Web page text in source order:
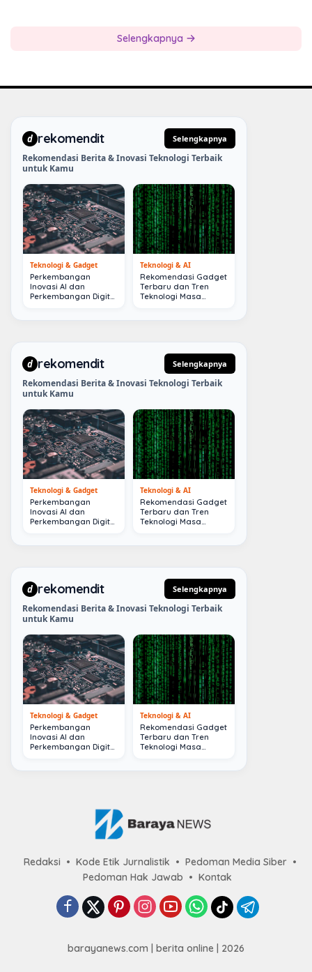
Selengkapnya
d rekomendit Selengkapnya
Rekomendasi Berita & Inovasi Teknologi Terbaik
untuk Kamu
Teknologi & Gadget
Perkembangan
Inovasi AI dan
Perkembangan Digital
Teknologi & AI
Rekomendasi Gadget
Terbaru dan Tren
Teknologi Masa
d rekomendit Selengkapnya
Rekomendasi Berita & Inovasi Teknologi Terbaik
untuk Kamu
Teknologi & Gadget
Perkembangan
Inovasi AI dan
Perkembangan Digital
Teknologi & AI
Rekomendasi Gadget
Terbaru dan Tren
Teknologi Masa
d rekomendit Selengkapnya
Rekomendasi Berita & Inovasi Teknologi Terbaik
untuk Kamu
Teknologi & Gadget
Perkembangan
Inovasi AI dan
Perkembangan Digital
Teknologi & AI
Rekomendasi Gadget
Terbaru dan Tren
Teknologi Masa
Redaksi Kode Etik Jurnalistik
Pedoman Media Siber
Pedoman Hak Jawab
Kontak
barayanews.com | berita online | 2026